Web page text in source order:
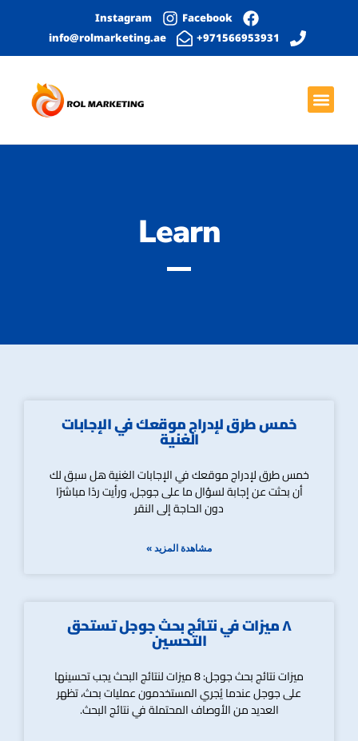
Facebook
Instagram
971566953931+
info@rolmarketing.ae
Learn
خمس طرق لإدراج موقعك في الإجابات
الغنية
خمس طرق لإدراج موقعك في الإجابات الغنية هل سبق لك
أن بحثت عن إجابة لسؤال ما على جوجل، ورأيت ردًا مباشرًا
دون الحاجة إلى النقر
مشاهدة المزيد »
٨ ميزات في نتائج بحث جوجل تستحق
التحسين
ميزات نتائج بحث جوجل: 8 ميزات لنتائج البحث يجب تحسينها
على جوجل عندما يُجري المستخدمون عمليات بحث، تظهر
العديد من الأوصاف المحتملة في نتائج البحث.